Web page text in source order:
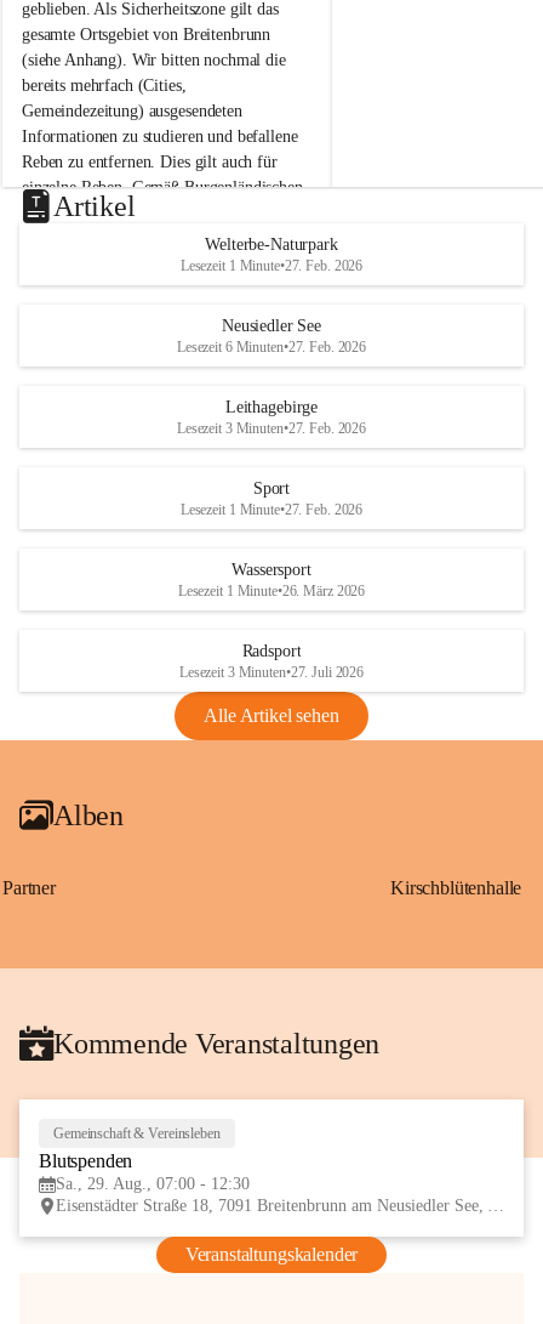
r
u
n
n
a
m
N
e
u
s
d
S
geblieben. Als Sicherheitszone gilt das
gesamte Ortsgebiet von Breitenbrunn
(siehe Anhang). Wir bitten nochmal die
bereits mehrfach (Cities,
Gemeindezeitung) ausgesendeten
Informationen zu studieren und befallene
Reben zu entfernen. Dies gilt auch für
einzelne Reben. Gemäß Burgenländischen
Weinbaugesetz sind nicht gepflegte oder
unzulässige Weingärten zu roden! Bitte
helfen wir zusammen um unsere Winzer
vor den prognostizierten Ernteausfällen
und den daraus folgenden wirtschaftlichen
Maßnahmen zur Bekämpfung
Rebe und der Amerikanischen
Anhang VBl. EU Nr. 18
1 Seite•1,4 MB
VBl. EU Nr. 18_2026
u
e
d
r
S
Artikel
Welterbe-Naturpark
Lesezeit 1 Minute•27. Feb. 2026
Neusiedler See
Lesezeit 6 Minuten•27. Feb. 2026
Leithagebirge
Lesezeit 3 Minuten•27. Feb. 2026
Sport
Lesezeit 1 Minute•27. Feb. 2026
Wassersport
Lesezeit 1 Minute•26. März 2026
Radsport
Lesezeit 3 Minuten•27. Juli 2026
Alle Artikel sehen
Alben
Partner Kirschblütenhalle
Kommende Veranstaltungen
Gemeinschaft & Vereinsleben
Blutspenden
Sa., 29. Aug., 07:00 - 12:30
Eisenstädter Straße 18, 7091 Breitenbrunn am Neusiedler See, AUT
Veranstaltungskalender